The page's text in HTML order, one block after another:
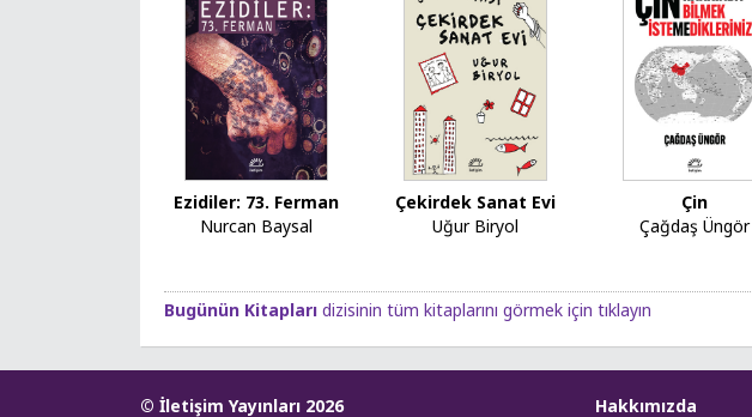
Ezidiler: 73. Ferman
Nurcan Baysal
Çekirdek Sanat Evi
Uğur Biryol
Çin
Çağdaş Üngör
Bugünün Kitapları dizisinin tüm kitaplarını görmek için tıklayın
© İletişim Yayınları 2026 Hakkımızda